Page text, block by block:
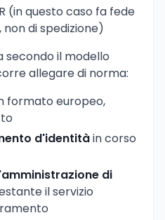
(in questo caso fa fede
di spedizione)
secondo il modello
allegare di norma:
formato europeo,
d'identitàin corso
di
il servizio